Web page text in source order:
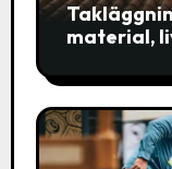
material,